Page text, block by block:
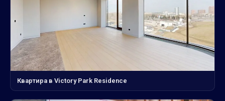
Квартира в Victory Park Residence